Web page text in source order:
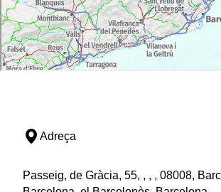
Adreça
Passeig, de Gràcia, 55, , , , 08008,